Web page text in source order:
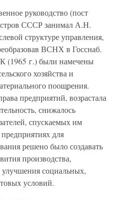
руководство (пост
СССР занимал А.Н.
структуре управления,
ВСНХ в Госснаб.
(1965 г.) были намечены
хозяйства и
поощрения.
предприятий, возрастала
снижалось
спускаемых им
для
решено было создавать
производства,
социальных,
условий.